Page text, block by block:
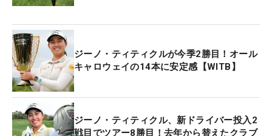
ジーノ・ティティクルが今季2勝目！オール
キャロウェイの14本に安定感【WITB】
ジーノ・ティティクル、新ドライバー投入2
戦目でツアー8勝目！去年から替えたクラブ